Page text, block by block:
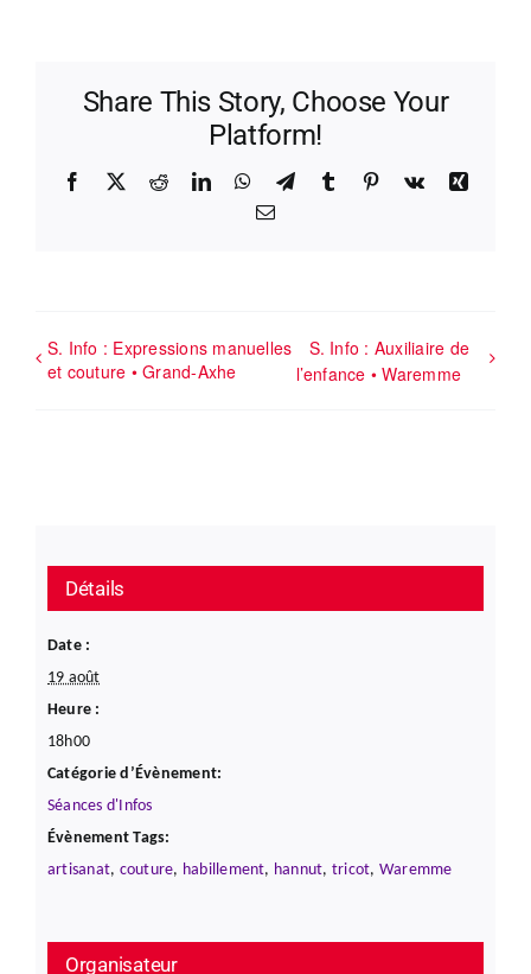
Share This Story, Choose Your
Platform!
Facebook
X RedditLinkedInWhatsApp
TelegramTumblr Pinterest
Vk
Xing
Email
S. Info : Expressions manuelles
et couture • Grand-Axhe
S. Info : Auxiliaire de
l’enfance • Waremme
Détails
Date :
19 août
Heure :
18h00
Catégorie d’Évènement:
Séances d'Infos
Évènement Tags:
artisanat, couture, habillement, hannut, tricot, Waremme
Organisateur